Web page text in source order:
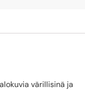
värillisinä ja